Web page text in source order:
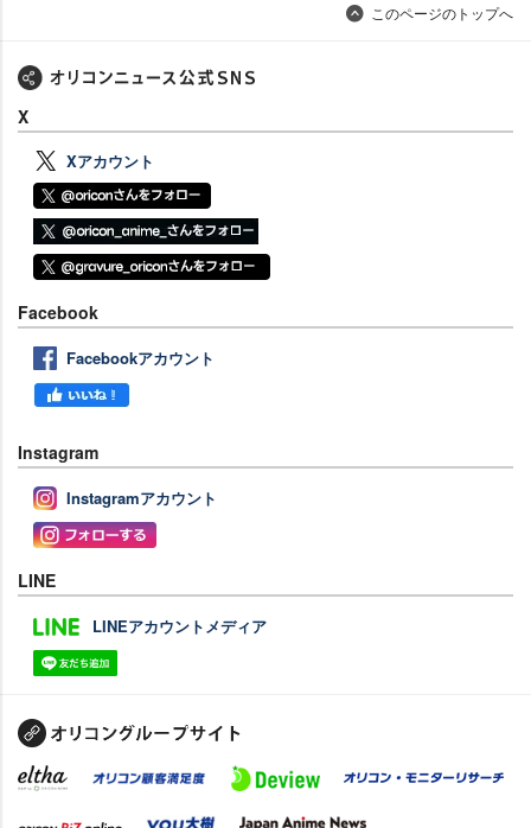
このページのトップへ
X
Xアカウント
Facebook
Facebookアカウント
Instagram
Instagramアカウント
LINE
LINEアカウントメディア